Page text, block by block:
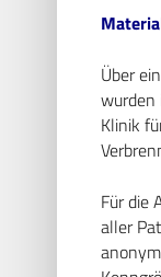
Über
Klinik
Für die
aller